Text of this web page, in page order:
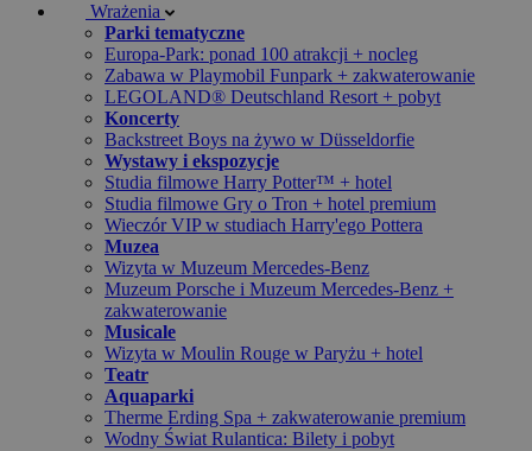
Wrażenia
Parki tematyczne
Europa-Park: ponad 100 atrakcji + nocleg
Zabawa w Playmobil Funpark + zakwaterowanie
LEGOLAND® Deutschland Resort + pobyt
Koncerty
Backstreet Boys na żywo w Düsseldorfie
Wystawy i ekspozycje
Studia filmowe Harry Potter™ + hotel
Studia filmowe Gry o Tron + hotel premium
Wieczór VIP w studiach Harry'ego Pottera
Muzea
Wizyta w Muzeum Mercedes-Benz
Muzeum Porsche i Muzeum Mercedes-Benz +
zakwaterowanie
Musicale
Wizyta w Moulin Rouge w Paryżu + hotel
Teatr
Aquaparki
Therme Erding Spa + zakwaterowanie premium
Wodny Świat Rulantica: Bilety i pobyt